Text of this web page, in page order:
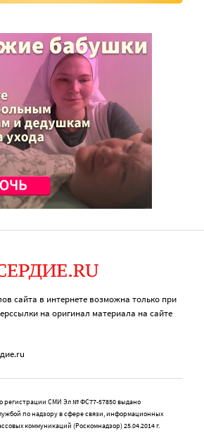
сайта в интернете возможна только при
на оригинал материала на сайте
регистрации СМИ Эл № ФС77-57850 выдано
по надзору в сфере связи, информационных
коммуникаций (Роскомнадзор) 25.04.2014 г.